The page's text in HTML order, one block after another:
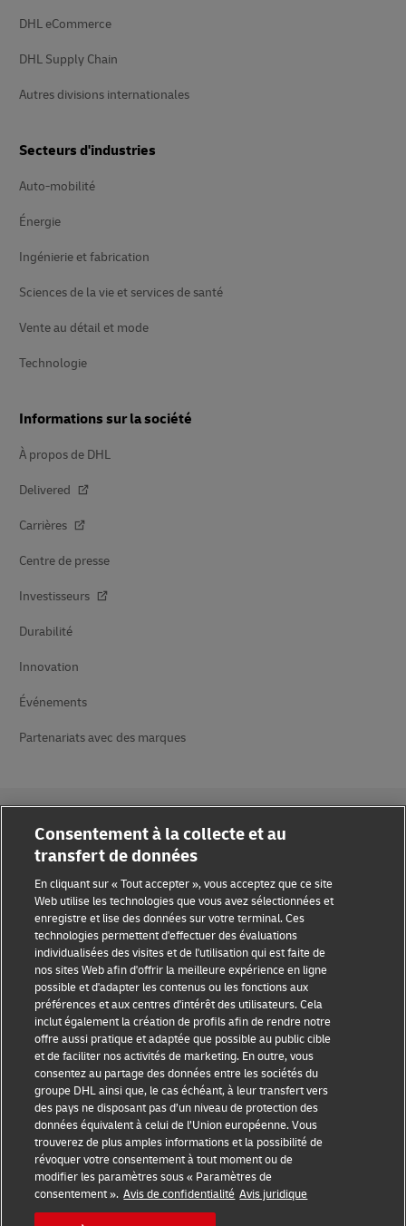
DHL eCommerce
DHL Supply Chain
Autres divisions internationales
Secteurs d'industries
Auto-mobilité
Énergie
Ingénierie et fabrication
Sciences de la vie et services de santé
Vente au détail et mode
Technologie
Informations sur la société
À propos de DHL
Delivered
Carrières
Centre de presse
Investisseurs
Durabilité
Innovation
Événements
Partenariats avec des marques
Sensibilisation à la fraude
Mention légale
Conditions d’utilisation
Confidentialité
Accessibilité
Informations complémentaires
Paramètres des cookies
Suivez-nous
Consentement à la collecte et au
transfert de données
En cliquant sur « Tout accepter », vous acceptez que ce site
Web utilise les technologies que vous avez sélectionnées et
enregistre et lise des données sur votre terminal. Ces
technologies permettent d'effectuer des évaluations
individualisées des visites et de l'utilisation qui est faite de
nos sites Web afin d'offrir la meilleure expérience en ligne
possible et d'adapter les contenus ou les fonctions aux
préférences et aux centres d'intérêt des utilisateurs. Cela
inclut également la création de profils afin de rendre notre
offre aussi pratique et adaptée que possible au public cible
et de faciliter nos activités de marketing. En outre, vous
consentez au partage des données entre les sociétés du
groupe DHL ainsi que, le cas échéant, à leur transfert vers
des pays ne disposant pas d’un niveau de protection des
données équivalent à celui de l’Union européenne. Vous
trouverez de plus amples informations et la possibilité de
révoquer votre consentement à tout moment ou de
modifier les paramètres sous « Paramètres de
consentement ». Avis de confidentialité Avis juridique